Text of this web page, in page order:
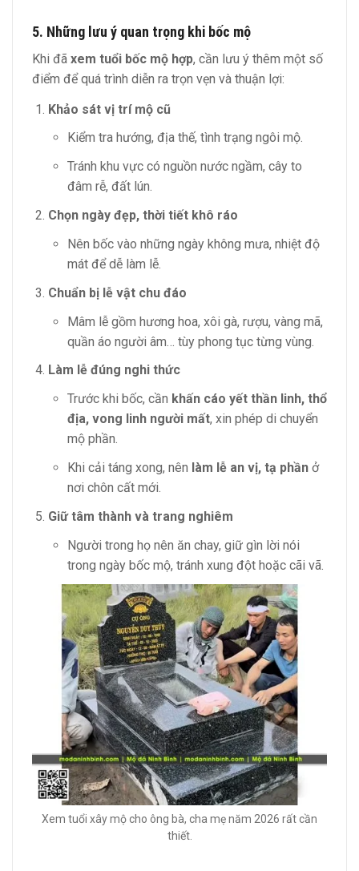
5. Những lưu ý quan trọng khi bốc mộ
Khi đã xem tuổi bốc mộ hợp, cần lưu ý thêm một số
điểm để quá trình diễn ra trọn vẹn và thuận lợi:
Khảo sát vị trí mộ cũ
Kiểm tra hướng, địa thế, tình trạng ngôi mộ.
Tránh khu vực có nguồn nước ngầm, cây to
đâm rễ, đất lún.
Chọn ngày đẹp, thời tiết khô ráo
Nên bốc vào những ngày không mưa, nhiệt độ
mát để dễ làm lễ.
Chuẩn bị lễ vật chu đáo
Mâm lễ gồm hương hoa, xôi gà, rượu, vàng mã,
quần áo người âm… tùy phong tục từng vùng.
Làm lễ đúng nghi thức
Trước khi bốc, cần khấn cáo yết thần linh, thổ
địa, vong linh người mất, xin phép di chuyển
mộ phần.
Khi cải táng xong, nên làm lễ an vị, tạ phần ở
nơi chôn cất mới.
Giữ tâm thành và trang nghiêm
Người trong họ nên ăn chay, giữ gìn lời nói
trong ngày bốc mộ, tránh xung đột hoặc cãi vã.
Xem tuổi xây mộ cho ông bà, cha mẹ năm 2026 rất cần
thiết.